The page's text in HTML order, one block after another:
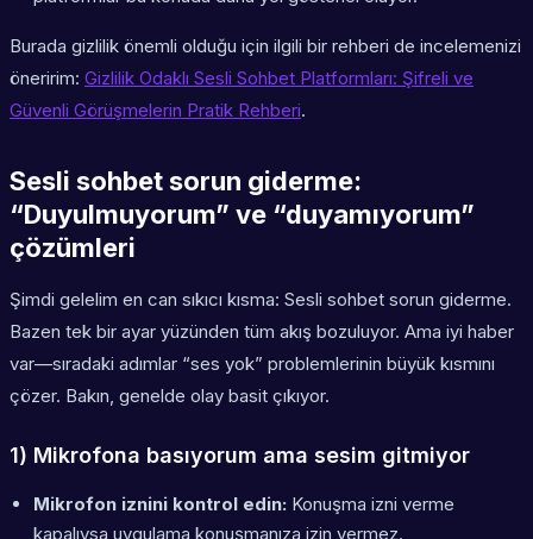
Burada gizlilik önemli olduğu için ilgili bir rehberi de incelemenizi
öneririm: Gizlilik Odaklı Sesli Sohbet Platformları: Şifreli ve
Güvenli Görüşmelerin Pratik Rehberi.
Sesli sohbet sorun giderme:
“Duyulmuyorum” ve “duyamıyorum”
çözümleri
Şimdi gelelim en can sıkıcı kısma: Sesli sohbet sorun giderme.
Bazen tek bir ayar yüzünden tüm akış bozuluyor. Ama iyi haber
var—sıradaki adımlar “ses yok” problemlerinin büyük kısmını
çözer. Bakın, genelde olay basit çıkıyor.
1) Mikrofona basıyorum ama sesim gitmiyor
Mikrofon iznini kontrol edin: Konuşma izni verme
kapalıysa uygulama konuşmanıza izin vermez.